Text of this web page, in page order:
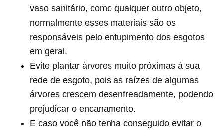
vaso sanitário, como qualquer outro objeto,
normalmente esses materiais são os
responsáveis pelo entupimento dos esgotos
em geral.
Evite plantar árvores muito próximas à sua
rede de esgoto, pois as raízes de algumas
árvores crescem desenfreadamente, podendo
prejudicar o encanamento.
E caso você não tenha conseguido evitar o